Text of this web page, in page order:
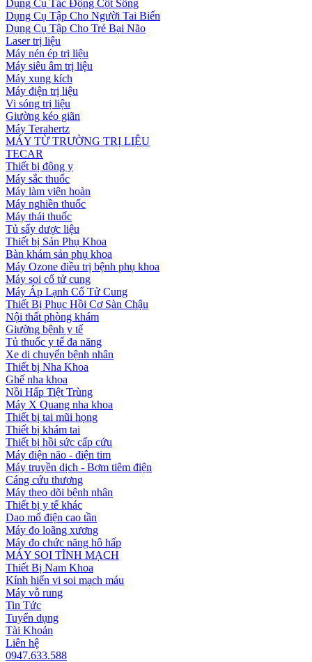
Dụng Cụ Tác Động Cột Sống
Dụng Cụ Tập Cho Người Tai Biến
Dụng Cụ Tập Cho Trẻ Bại Não
Laser trị liệu
Máy nén ép trị liệu
Máy siêu âm trị liệu
Máy xung kích
Máy điện trị liệu
Vi sóng trị liệu
Giường kéo giãn
Máy Terahertz
MÁY TỪ TRƯỜNG TRỊ LIỆU
TECAR
Thiết bị đông y
Máy sắc thuốc
Máy làm viên hoàn
Máy nghiền thuốc
Máy thái thuốc
Tủ sấy dược liệu
Thiết bị Sản Phụ Khoa
Bàn khám sản phụ khoa
Máy Ozone điều trị bệnh phụ khoa
Máy soi cổ tử cung
Máy Áp Lạnh Cổ Tử Cung
Thiết Bị Phục Hồi Cơ Sàn Chậu
Nội thất phòng khám
Giường bệnh y tế
Tủ thuốc y tế đa năng
Xe di chuyển bệnh nhân
Thiết bị Nha Khoa
Ghế nha khoa
Nồi Hấp Tiệt Trùng
Máy X Quang nha khoa
Thiết bị tai mũi họng
Thiết bị khám tai
Thiết bị hồi sức cấp cứu
Máy điện não - điện tim
Máy truyền dịch - Bơm tiêm điện
Cáng cứu thương
Máy theo dõi bệnh nhân
Thiết bị y tế khác
Dao mổ điện cao tần
Máy đo loãng xương
Máy đo chức năng hô hấp
MÁY SOI TĨNH MẠCH
Thiết Bị Nam Khoa
Kính hiển vi soi mạch máu
Máy vỗ rung
Tin Tức
Tuyển dụng
Tài Khoản
Liên hệ
0947.633.588